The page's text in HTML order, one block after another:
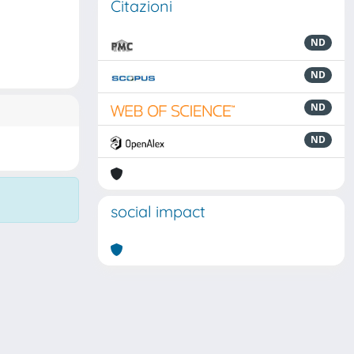
Citazioni
ND
ND
ND
ND
social impact